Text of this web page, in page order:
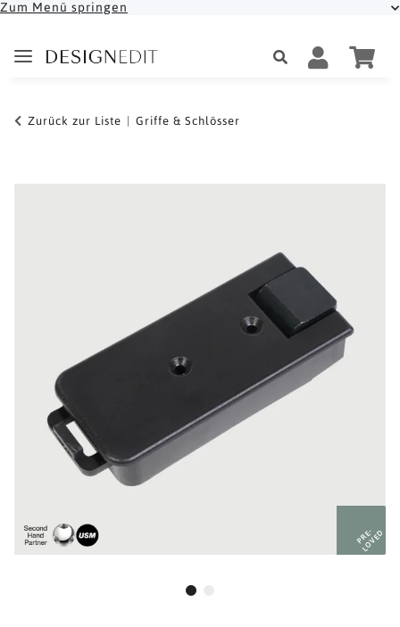
Zum Menü springen
Zurück zur Liste Griffe & Schlösser
PRE-
LOVED